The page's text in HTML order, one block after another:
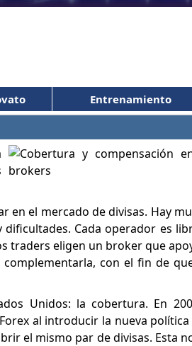
Entrenamiento
en el mercado de divisas. Hay
Cada operador es
traders eligen un broker que
con el fin de
Unidos: la cobertura. En
al introducir la nueva política
el mismo par de divisas. Esta